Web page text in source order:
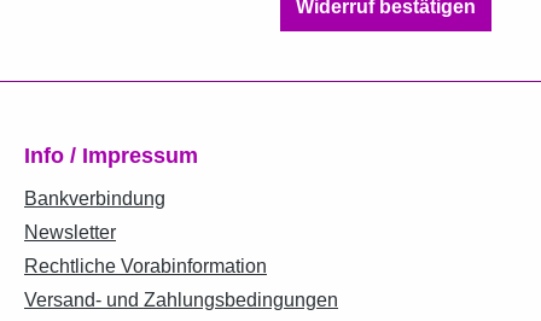
Widerruf bestätigen
Info / Impressum
Bankverbindung
Newsletter
Rechtliche Vorabinformation
Versand- und Zahlungsbedingungen